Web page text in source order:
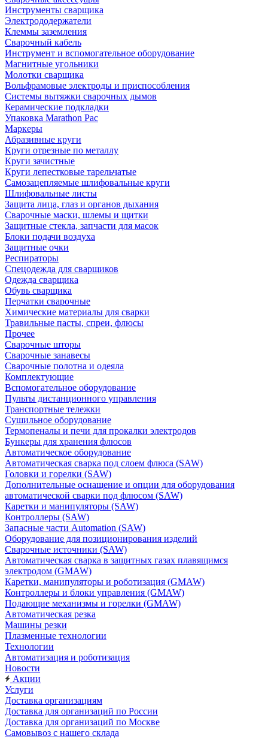
Инструменты сварщика
Электрододержатели
Клеммы заземления
Сварочный кабель
Инструмент и вспомогательное оборудование
Магнитные угольники
Молотки сварщика
Вольфрамовые электроды и приспособления
Системы вытяжки сварочных дымов
Керамические подкладки
Упаковка Marathon Pac
Маркеры
Абразивные круги
Круги отрезные по металлу
Круги зачистные
Круги лепестковые тарельчатые
Самозацепляемые шлифовальные круги
Шлифовальные листы
Защита лица, глаз и органов дыхания
Сварочные маски, шлемы и щитки
Защитные стекла, запчасти для масок
Блоки подачи воздуха
Защитные очки
Респираторы
Спецодежда для сварщиков
Одежда сварщика
Обувь сварщика
Перчатки сварочные
Химические материалы для сварки
Травильные пасты, спреи, флюсы
Прочее
Сварочные шторы
Сварочные занавесы
Сварочные полотна и одеяла
Комплектующие
Вспомогательное оборудование
Пульты дистанционного управления
Транспортные тележки
Сушильное оборудование
Термопеналы и печи для прокалки электродов
Бункеры для хранения флюсов
Автоматическое оборудование
Автоматическая сварка под слоем флюса (SAW)
Головки и горелки (SAW)
Дополнительные оснащение и опции для оборудования
автоматической сварки под флюсом (SAW)
Каретки и манипуляторы (SAW)
Контроллеры (SAW)
Запасные части Automation (SAW)
Оборудование для позиционирования изделий
Сварочные источники (SAW)
Автоматическая сварка в защитных газах плавящимся
электродом (GMAW)
Каретки, манипуляторы и роботизация (GMAW)
Контроллеры и блоки управления (GMAW)
Подающие механизмы и горелки (GMAW)
Автоматическая резка
Машины резки
Плазменные технологии
Технологии
Автоматизация и роботизация
Новости
Акции
Услуги
Доставка организациям
Доставка для организаций по России
Доставка для организаций по Москве
Самовывоз с нашего склада